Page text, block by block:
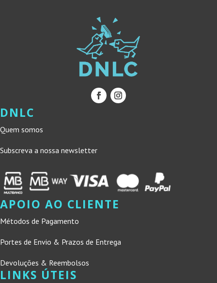
DNLC
Quem somos
Subscreva a nossa newsletter
APOIO AO CLIENTE
Métodos de Pagamento
Portes de Envio & Prazos de Entrega
Devoluções & Reembolsos
LINKS ÚTEIS